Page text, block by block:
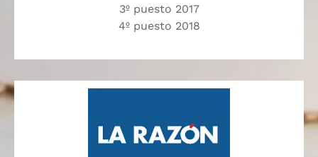
3º puesto 2017
4º puesto 2018